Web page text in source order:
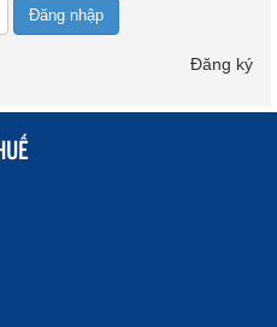
Đăng nhập
Đăng ký